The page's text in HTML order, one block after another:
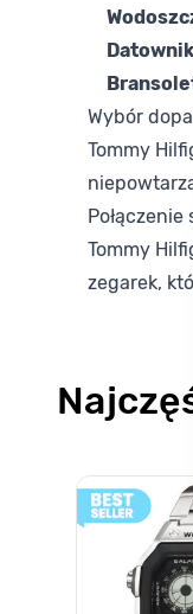
Wybór
Tommy
Tommy
zegarek,
Poruszanie się
Naciśnij, aby
Naciśnij, aby